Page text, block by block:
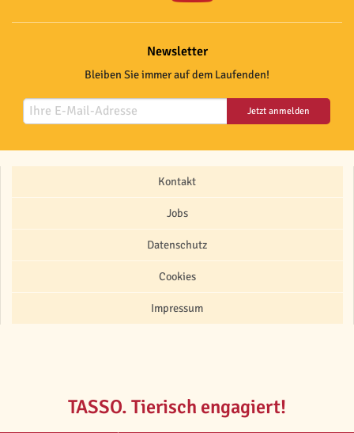
Newsletter
Bleiben Sie immer auf dem Laufenden!
Jetzt anmelden
Kontakt
Jobs
Datenschutz
Cookies
Impressum
TASSO. Tierisch engagiert!